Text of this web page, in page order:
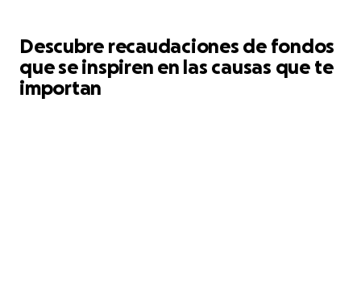
Descubre recaudaciones de fondos
que se inspiren en las causas que te
importan